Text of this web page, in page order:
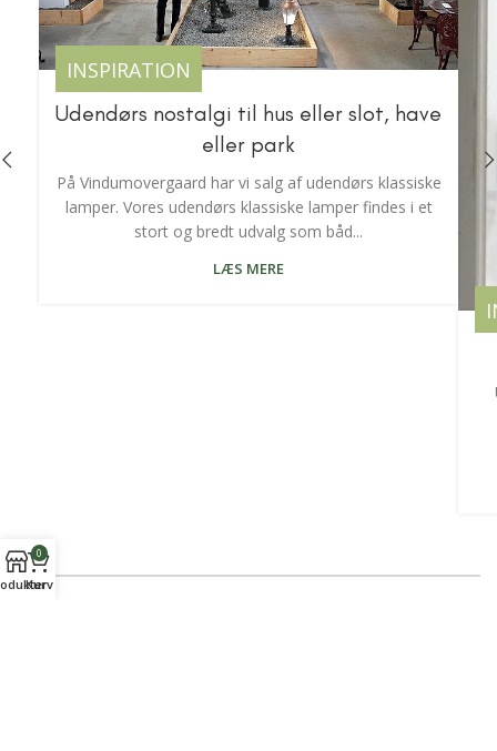
INSPIRATION
Udendørs nostalgi til hus eller slot, have
eller park
På Vindumovergaard har vi salg af udendørs klassiske
lamper. Vores udendørs klassiske lamper findes i et
stort og bredt udvalg som båd...
LÆS MERE
0
Kurv